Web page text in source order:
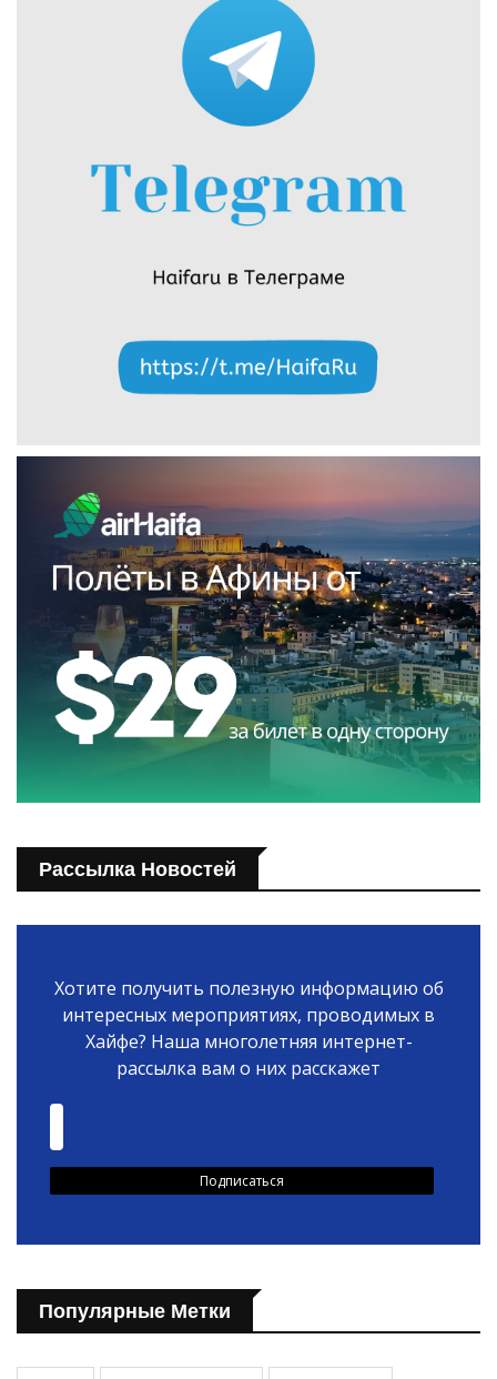
Рассылка Новостей
Хотите получить полезную информацию об
интересных мероприятиях, проводимых в
Хайфе? Наша многолетняя интернет-
рассылка вам о них расскажет
Популярные Метки